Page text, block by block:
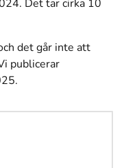
Det tar cirka 10
det går inte att
publicerar